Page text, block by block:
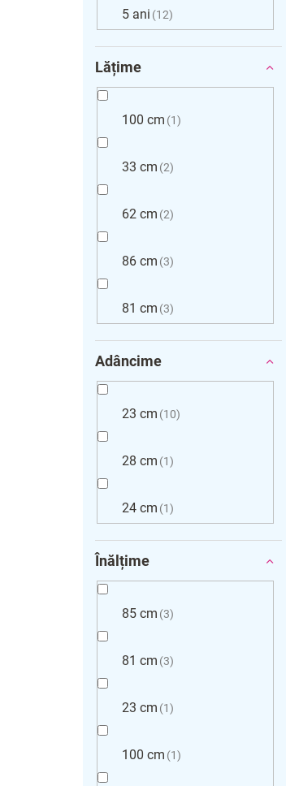
5 ani 12
Lățime
100 cm 1
33 cm 2
62 cm 2
86 cm 3
81 cm 3
Adâncime
23 cm 10
28 cm 1
24 cm 1
Înălțime
85 cm 3
81 cm 3
23 cm 1
100 cm 1